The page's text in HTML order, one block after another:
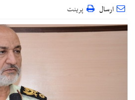
ارسال پرینت